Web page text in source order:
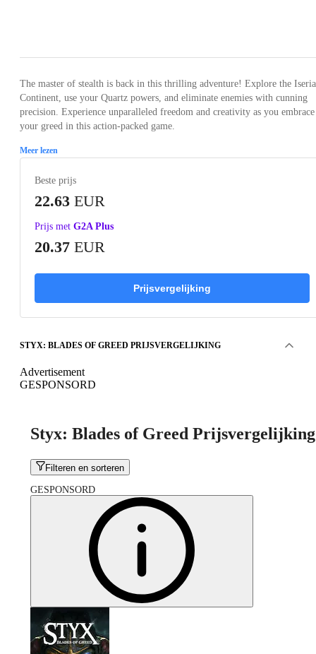
The master of stealth is back in this thrilling adventure! Explore the
Continent, use your Quartz powers, and eliminate enemies with cunning
precision. Experience unparalleled freedom and creativity as you embrace
your greed in this action-packed game.
Meer lezen
Beste prijs
22.63 EUR
Prijs met G2A Plus
20.37 EUR
Prijsvergelijking
STYX: BLADES OF GREED PRIJSVERGELIJKING
Advertisement
GESPONSORD
Styx: Blades of Greed Prijsvergelijking
Filteren en sorteren
GESPONSORD